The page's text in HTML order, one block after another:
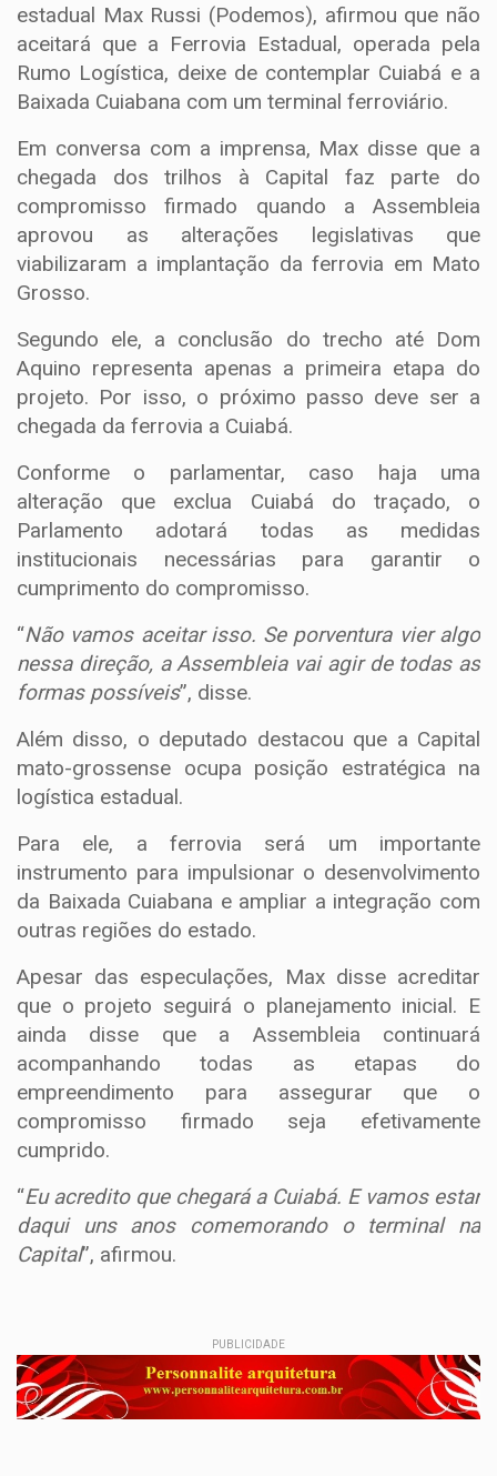
estadual Max Russi (Podemos), afirmou que não
aceitará que a Ferrovia Estadual, operada pela
Rumo Logística, deixe de contemplar Cuiabá e a
Baixada Cuiabana com um terminal ferroviário.
Em conversa com a imprensa, Max disse que a
chegada dos trilhos à Capital faz parte do
compromisso firmado quando a Assembleia
aprovou as alterações legislativas que
viabilizaram a implantação da ferrovia em Mato
Grosso.
Segundo ele, a conclusão do trecho até Dom
Aquino representa apenas a primeira etapa do
projeto. Por isso, o próximo passo deve ser a
chegada da ferrovia a Cuiabá.
Conforme o parlamentar, caso haja uma
alteração que exclua Cuiabá do traçado, o
Parlamento adotará todas as medidas
institucionais necessárias para garantir o
cumprimento do compromisso.
“Não vamos aceitar isso. Se porventura vier algo
nessa direção, a Assembleia vai agir de todas as
formas possíveis”, disse.
Além disso, o deputado destacou que a Capital
mato-grossense ocupa posição estratégica na
logística estadual.
Para ele, a ferrovia será um importante
instrumento para impulsionar o desenvolvimento
da Baixada Cuiabana e ampliar a integração com
outras regiões do estado.
Apesar das especulações, Max disse acreditar
que o projeto seguirá o planejamento inicial. E
ainda disse que a Assembleia continuará
acompanhando todas as etapas do
empreendimento para assegurar que o
compromisso firmado seja efetivamente
cumprido.
“Eu acredito que chegará a Cuiabá. E vamos estar
daqui uns anos comemorando o terminal na
Capital”, afirmou.
PUBLICIDADE